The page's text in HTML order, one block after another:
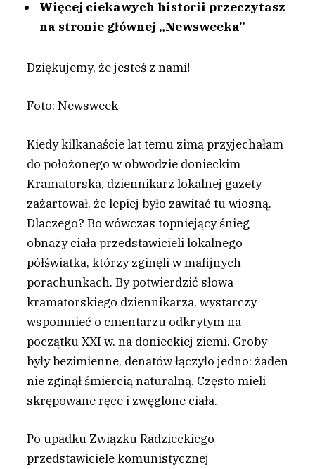
Więcej ciekawych historii przeczytasz
na stronie głównej „Newsweeka”
Dziękujemy, że jesteś z nami!
Foto: Newsweek
Kiedy kilkanaście lat temu zimą przyjechałam
do położonego w obwodzie donieckim
Kramatorska, dziennikarz lokalnej gazety
zażartował, że lepiej było zawitać tu wiosną.
Dlaczego? Bo wówczas topniejący śnieg
obnaży ciała przedstawicieli lokalnego
półświatka, którzy zginęli w mafijnych
porachunkach. By potwierdzić słowa
kramatorskiego dziennikarza, wystarczy
wspomnieć o cmentarzu odkrytym na
początku XXI w. na donieckiej ziemi. Groby
były bezimienne, denatów łączyło jedno: żaden
nie zginął śmiercią naturalną. Często mieli
skrępowane ręce i zwęglone ciała.
Po upadku Związku Radzieckiego
przedstawiciele komunistycznej